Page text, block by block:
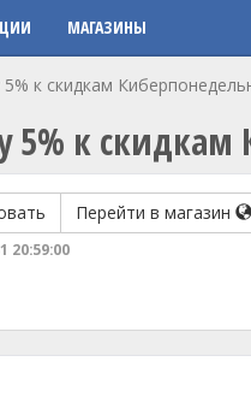
МАГАЗИНЫ
к скидкам
5% к скидкам
Перейти в магазин
20:59:00